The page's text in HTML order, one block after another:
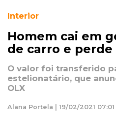
Interior
Homem cai em
de carro e perde
O valor foi transferido
estelionatário, que
OLX
Alana Portela | 19/02/2021 07:01